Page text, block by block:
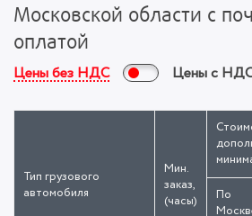
Московской области с
оплатой
Цены без НДС Цены с
Тип грузового
автомобиля
Мин.
заказ,
(часы)
По